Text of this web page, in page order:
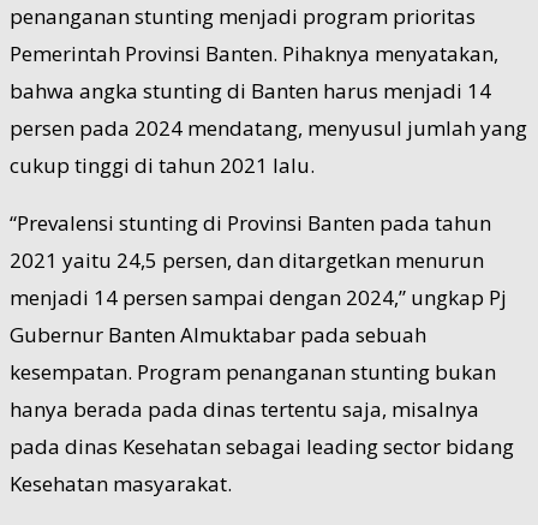
penanganan stunting menjadi program prioritas
Pemerintah Provinsi Banten. Pihaknya menyatakan,
bahwa angka stunting di Banten harus menjadi 14
persen pada 2024 mendatang, menyusul jumlah yang
cukup tinggi di tahun 2021 lalu.
“Prevalensi stunting di Provinsi Banten pada tahun
2021 yaitu 24,5 persen, dan ditargetkan menurun
menjadi 14 persen sampai dengan 2024,” ungkap Pj
Gubernur Banten Almuktabar pada sebuah
kesempatan. Program penanganan stunting bukan
hanya berada pada dinas tertentu saja, misalnya
pada dinas Kesehatan sebagai leading sector bidang
Kesehatan masyarakat.